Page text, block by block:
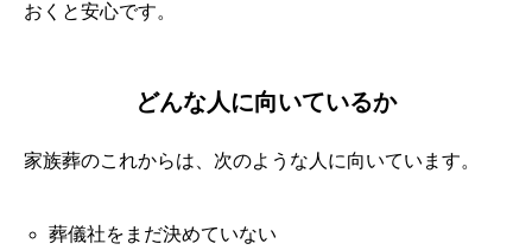
おくと安心です。
どんな人に向いているか
家族葬のこれからは、次のような人に向いています。
葬儀社をまだ決めていない